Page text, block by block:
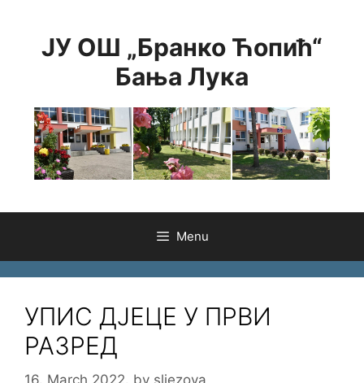
contentЈУ ОШ „Бранко Ћопић“
Бања Лука
Menu
УПИС ДЈЕЦЕ У ПРВИ
РАЗРЕД
16. March 2022. by sljezova